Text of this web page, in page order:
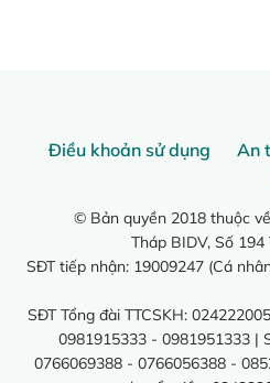
Điều khoản sử dụng An
© Bản quyền 2018 thuộc
Tháp BIDV, Số
SĐT tiếp nhận: 19009247 (Cá
SĐT Tổng đài TTCSKH:
0981915333 - 0981951333 |
0766069388 - 0766056388 -